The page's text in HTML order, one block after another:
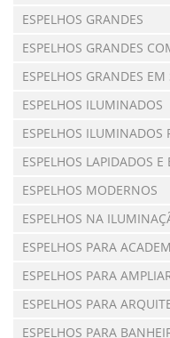
ESPELHOS GRANDES
ESPELHOS GRANDES
ESPELHOS GRANDES
ESPELHOS ILUMINADOS
ESPELHOS ILUMINADOS
ESPELHOS LAPIDADOS E
ESPELHOS MODERNOS
ESPELHOS NA
ESPELHOS PARA
ESPELHOS PARA
ESPELHOS PARA
ESPELHOS PARA